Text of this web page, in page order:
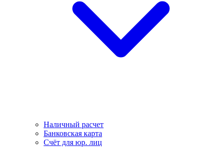
Наличный расчет
Банковская карта
Счёт для юр. лиц